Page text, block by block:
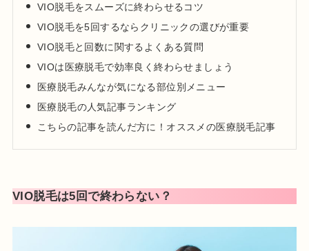
VIO脱毛をスムーズに終わらせるコツ
VIO脱毛を5回するならクリニックの選びが重要
VIO脱毛と回数に関するよくある質問
VIOは医療脱毛で効率良く終わらせましょう
医療脱毛みんなが気になる部位別メニュー
医療脱毛の人気記事ランキング
こちらの記事を読んだ方に！オススメの医療脱毛記事
VIO脱毛は5回で終わらない？